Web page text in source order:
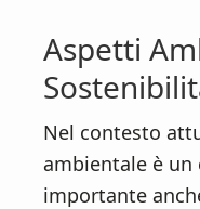
Aspetti
Nel contesto
ambientale è
importante